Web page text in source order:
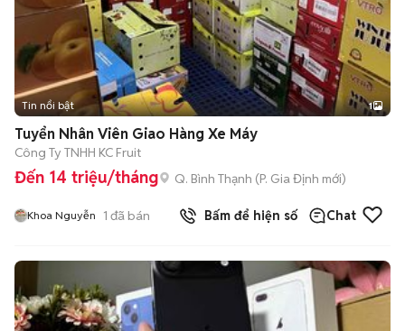
Tin nổi bật 1
Tuyển Nhân Viên Giao Hàng Xe Máy
Công Ty TNHH KC Fruit
Đến 14 triệu/tháng Q. Bình Thạnh (P. Gia Định mới)
Khoa Nguyễn 1 đã bán Bấm để hiện số Chat